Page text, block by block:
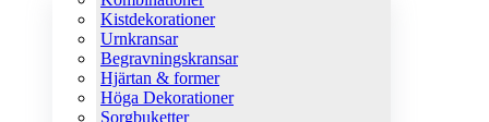
Kistdekorationer
Urnkransar
Begravningskransar
Hjärtan & former
Höga Dekorationer
Sorgbuketter